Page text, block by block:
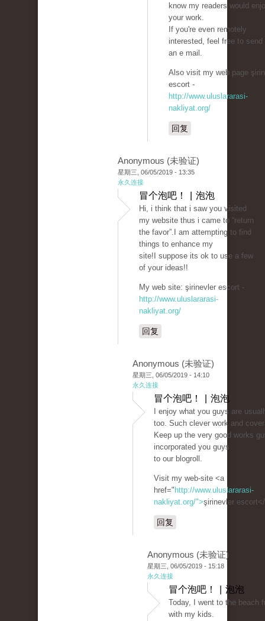
know my readers would
your work.
If you're even remotely
interested, feel free to send
an e mail.
Also visit my web page
escort -
http://www.uluslararasi-
nakliyat.org/
回复
Anonymous (未验证)
星期三, 06/05/2019 - 13:35
永久连接
冒个泡吧！ | 泡泡
Hi, i think that i saw you visited
my website thus i came to “return
the favor”.I am attempting to find
things to enhance my
site!I suppose its ok to use a few
of your ideas!!
My web site: şirinevler escort -
http://www.uluslararasi-
nakliyat.org/
回复
Anonymous (未验证)
星期三, 06/05/2019 - 14:10
永久连接
冒个泡吧！ | 泡泡
I enjoy what you guys are
too. Such clever work and
Keep up the very good works
incorporated you guys
to our blogroll.
Visit my web-site <a
href=" http://www.uluslararasi-
nakliyat.org/">şirinevler
回复
Anonymous (未验证)
星期三, 06/05/2019 - 15:18
永久连接
冒个泡吧！ | 泡泡
Today, I went to the beach
with my kids.